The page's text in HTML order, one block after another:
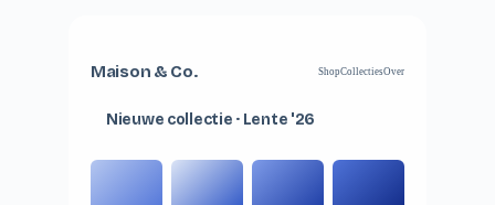
Maison & Co. ShopCollectiesOver
Nieuwe collectie · Lente '26